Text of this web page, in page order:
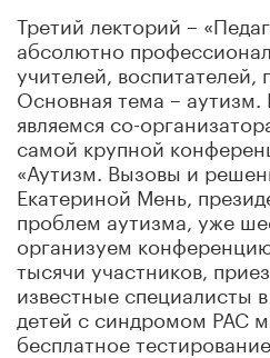
Третий лекторий –
абсолютно
учителей, воспитателей,
Основная тема –
являемся со-
самой крупной
«Аутизм. Вызовы и
Екатериной Мень,
проблем аутизма, уже
организуем
тысячи участников,
известные специалисты
детей с синдромом РАС
бесплатное